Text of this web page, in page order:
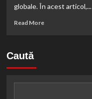
globale. În acest articol,...
Read MoreRead
Caută